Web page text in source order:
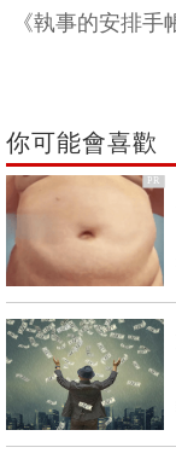
《執事的安排手
你可能會喜歡
PR